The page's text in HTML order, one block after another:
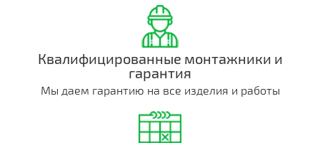
Квалифицированные монтажники и
гарантия
Мы даем гарантию на все изделия и работы